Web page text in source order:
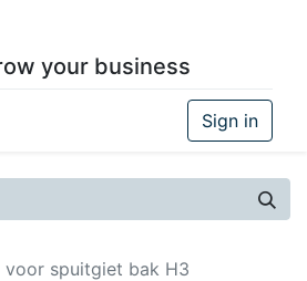
your business
Sign in
voor spuitgiet bak H3